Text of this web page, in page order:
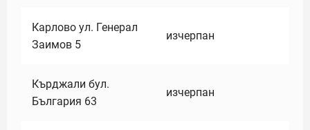
Карлово ул. Генерал
Заимов 5
изчерпан
Кърджали бул.
България 63
изчерпан